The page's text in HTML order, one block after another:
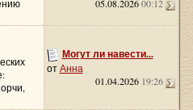
05.08.202600:12
Могут ли навести...
отАнна
01.04.2026 19:26